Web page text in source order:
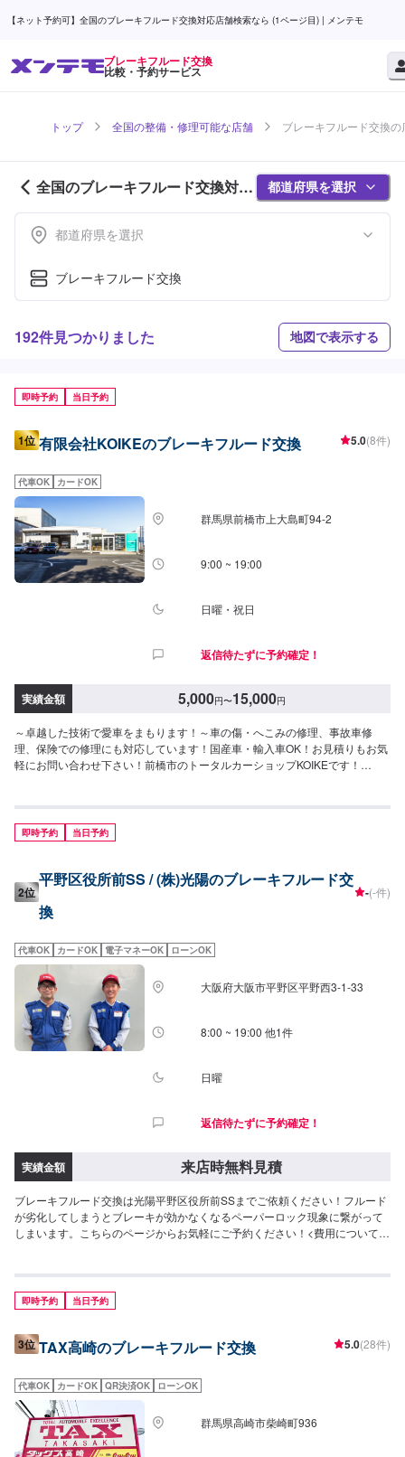
【ネット予約可】全国のブレーキフルード交換対応店舗検索なら (1ページ目) | メンテモ
ブレーキフルード交換
比較・予約サービス
トップ 全国の整備・修理可能な店舗 ブレーキフルード交換
全国のブレーキフルード交換対応
店舗紹介 (1ページ目)
都道府県を選択
都道府県を選択
ブレーキフルード交換
192件見つかりました 地図で表示する
即時予約 当日予約
1位 有限会社KOIKEのブレーキフルード交換 5.0(8件)
代車OK カードOK
群馬県前橋市上大島町94-2
9:00 ~ 19:00
日曜・祝日
返信待たずに予約確定！
実績金額 5,000円〜15,000円
～卓越した技術で愛車をまもります！～車の傷・へこみの修理、事故車修
理、保険での修理にも対応しています！国産車・輸入車OK！お見積りもお気
軽にお問い合わせ下さい！前橋市のトータルカーショップKOIKEです！
種多様な自動車を骨格(フレーム)修正作業することができる3Dジグ修正機
SERIE100の両方を所有しており、全ての復元作業に妥協しない高い技術力
と最新設備を揃え完成度の高い修理をご提供します。国産車はもちろん、輸
はお気軽にご相談ください！--------------------------------------------------【1】オフ
ァーにてお問い合わせ【2】お見積り【3】お見積りにご納得いただければ作
業開始【4】仕上がり次第納車-----納期について-----納期は通常1日～2日程度
ださい。-----パーツ持ち込みについて-----パーツの持ち込み可能です。オファ
ーにて詳細をお願い致します。-----代車について-----無料の代車をご用意して
います。お車の作業中は代車をご利用ください。※代車の燃料代はお客様にご
負担いただいております。-----ご来店時の注意、受付方法-----JR前橋大島駅北
口から北西方向へ進み1つ目の交差点を右に次の交差点を左に進むと右側に工
場があります。駐車スペースは事務所がございますので事務所裏の空いてい
るスペースに駐車してください。事務所内に受付がいますのでメンテモで予
即時予約 当日予約
2位
平野区役所前SS / (株)光陽のブレーキフルード交
換
-(-件)
代車OK カードOK 電子マネーOK ローンOK
大阪府大阪市平野区平野西3-1-33
8:00 ~ 19:00 他1件
日曜
返信待たずに予約確定！
実績金額 来店時無料見積
ブレーキフルード交換は光陽平野区役所前SSまでご依頼ください！フルード
が劣化してしまうとブレーキが効かなくなるペーパーロック現象に繋がって
しまいます。こちらのページからお気軽にご予約ください！<費用について>
即時予約 当日予約
3位 TAX高崎のブレーキフルード交換 5.0(28件)
代車OK カードOK QR決済OK ローンOK
群馬県高崎市柴崎町936